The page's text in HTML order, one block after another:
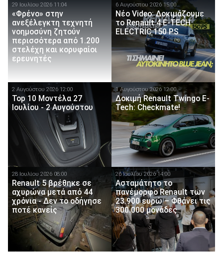
29 Ιουλίου 2026 11:04
«Φρένο» στην
ανεξέλεγκτη τεχνητή
νοημοσύνη ζητούν
περισσότερα από 1.200
στελέχη και κορυφαίοι
ερευνητές
6 Αυγούστου 2026 15:00
Νέο Video: Δοκιμάζουμε
το Renault 4 E-TECH
ELECTRIC 150 PS
2 Αυγούστου 2026 12:00
Top 10 Μοντέλα 27
Ιουλίου - 2 Αυγούστου
1 Αυγούστου 2026 12:00
Δοκιμή Renault Twingo E-
Tech: Checkmate!
28 Ιουλίου 2026 08:00
Renault 5 βρέθηκε σε
αχυρώνα μετά από 44
χρόνια - Δεν το οδήγησε
ποτέ κανείς
26 Ιουλίου 2026 14:00
Ασταμάτητο το
πανέμορφο Renault των
23.900 ευρώ – Φθάνει τις
300.000 μονάδες